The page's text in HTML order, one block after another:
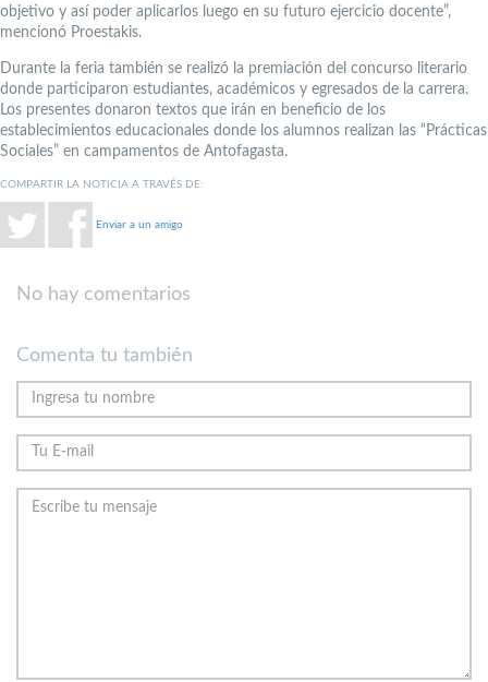
objetivo y así poder aplicarlos luego en su futuro ejercicio docente”,
mencionó Proestakis.
Durante la feria también se realizó la premiación del concurso literario
donde participaron estudiantes, académicos y egresados de la carrera.
Los presentes donaron textos que irán en beneficio de los
establecimientos educacionales donde los alumnos realizan las “Prácticas
Sociales” en campamentos de Antofagasta.
COMPARTIR LA NOTICIA A TRAVÉS DE:
Enviar a un amigo
No hay comentarios
Comenta tu también